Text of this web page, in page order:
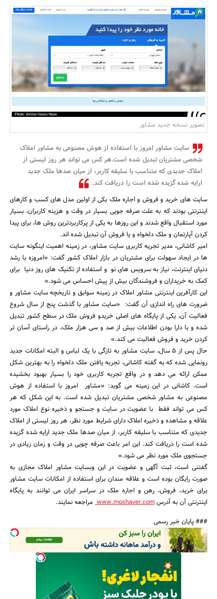
بانک، بیمه و سرمایه
مسکن و ساختمان
جستجو
تصویر نسخه جدید مشاور
سایت مشاور امروز با استفاده از هوش مصنوعی به مشاور املاک
شخصی مشتریان تبدیل شده است.هر کس می تواند هر روز لیستی از
املاک جدیدی که متناسب با سلیقه کاربر، از میان صدها ملک جدید
ارایه شده گزیده شده است را دریافت کند.
سایت های خرید و فروش و اجاره ملک یکی از اولین مدل های کسب و کارهای
اینترنتی بودند که به علت صرفه جویی بسیار در وقت و هزینه کاربران، بسیار
مورد استقبال واقع شدند و این روزها به یکی از پرکاربردترین روش ها، برای پیدا
کردن آپارتمان و ملک دلخواه و یا فروش آن تبدیل شده اند.
امیر کاشانی، مدیر تجریه کاربری سایت مشاور، در زمینه اهمیت اینگونه سایت
ها در ایجاد سهولت برای مشتریان در بازار املاک کشور گفت: «امروزه با رشد
دنیای اینترنت، نیاز به سرویس های نو و استفاده از تکنیک های روز دنیا برای
کمک به خریداران و فروشندگان بیش از پیش احساس می شود.»
این کارآفرین اینترنتی مشاور املاک در زمینه سوابق و تاریخچه سایت مشاور و
ضرورت های راه اندازی آن گفت: «سایت مشاور با گذشت پنج از سال شروع
فعالیت آن، یکی از پایگاه های اصلی خریدو فروش ملک در سطح کشور تبدیل
شده و با دارا بودن اطلاعات بیش از صد و سی هزار ملک، در راستای آسان تر
کردن خرید و فروش فعالیت می کند.»
حال پس از 5 سال، سایت مشاور به تازگی با یک لباس و البته امکانات جدید
رونمایی شده که به گفته کاشانی، تجربه یافتن ملک دلخواه را به بهترین شکل
ممکن ارائه می دهد و در واقع تجربه کاربری خود را بسیار بهبود بخشیده
است. کاشانی در این زمینه می گوید: «مشاور امروز با استفاده از هوش
مصنوعی به مشاور شخصی مشتریان تبدیل شده است. به این شکل که هر
کس می تواند فقط با عضویت در سایت و جستجو و ذخیره نوع املاک مورد
علاقه و مشاهده و ذخیره املاک دارای شرایط مورد نظر، هر روز لیستی از املاک
جدیدی که متناسب با سلیقه کاربر، از میان صدها ملک جدید ارایه شده گزیده
شده است را دریافت کند. این امر باعث صرفه چویی در وقت و زمان زیادی در
جستجوی ملک مورد نظر می شود.»
گفتنی است، ثبت آگهی و عضویت در این وبسایت مشاور املاک مجازی به
صورت رایگان بوده است و علاقه مندان برای استفاده از امکانات سایت مشاور
برای خرید، فروش، رهن و اجاره ملک در سراسر ایران می توانند به پایگاه
اینترنتی آن به آدرسwww.moshaver.com مراجعه نمایند.
### پایان خبر رسمی